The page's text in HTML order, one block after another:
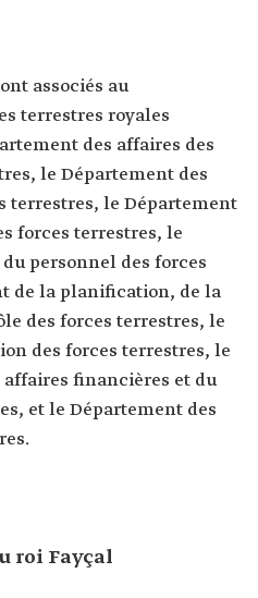
associés au
terrestres royales
des affaires des
le Département des
terrestres, le Département
forces terrestres, le
personnel des forces
de la planification, de la
des forces terrestres, le
des forces terrestres, le
financières et du
et le Département des
roi Fayçal